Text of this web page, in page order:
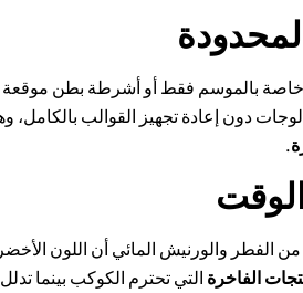
خاصة بالموسم فقط أو أشرطة بطن موقعة
دون إعادة تجهيز القوالب
.
من الفطر والورنيش المائي أن اللون
الفاخرة التي تحترم الكوكب بينما